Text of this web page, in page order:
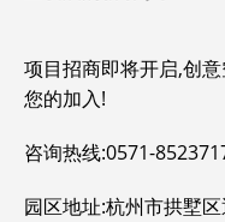
项目招商即将开启,创
您的加入!
咨询热线:0571-
园区地址:杭州市拱墅